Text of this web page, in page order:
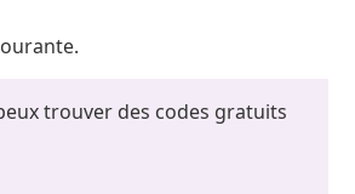
trouver des codes gratuits